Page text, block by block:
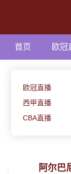
首页 欧冠
欧冠直播
西甲直播
CBA直播
阿尔巴